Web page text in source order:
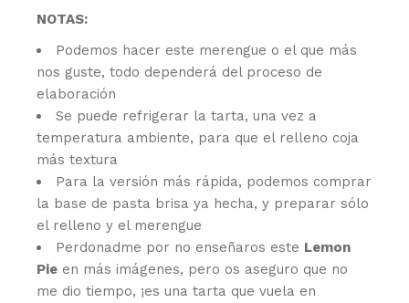
NOTAS:
Podemos hacer este merengue o el que más
nos guste, todo dependerá del proceso de
elaboración
Se puede refrigerar la tarta, una vez a
temperatura ambiente, para que el relleno coja
más textura
Para la versión más rápida, podemos comprar
la base de pasta brisa ya hecha, y preparar sólo
el relleno y el merengue
Perdonadme por no enseñaros este Lemon
Pie en más imágenes, pero os aseguro que no
me dio tiempo, ¡es una tarta que vuela en